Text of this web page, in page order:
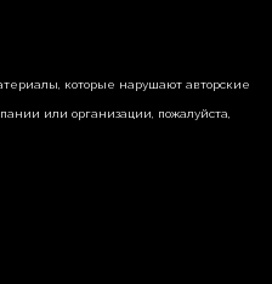
которые нарушают авторские
или организации, пожалуйста,